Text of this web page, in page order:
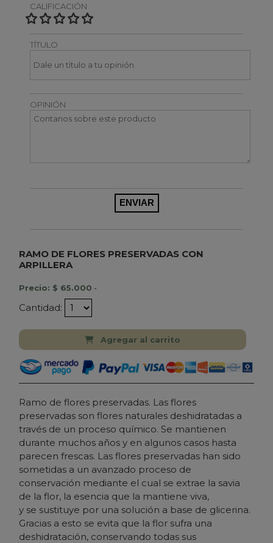
CALIFICACIÓN
TÍTULO
OPINIÓN
RAMO DE FLORES PRESERVADAS CON
ARPILLERA
Precio: $ 65.000 -
Cantidad:
Agregar al carrito
Ramo de flores preservadas. Las flores
preservadas son flores naturales deshidratadas a
través de un proceso químico. Se mantienen
durante muchos años y en algunos casos hasta
parecen frescas. Las flores preservadas han sido
sometidas a un avanzado proceso de
conservación mediante el cual se extrae la savia
de la flor, la esencia que la mantiene viva,
y se sustituye por una solución a base de glicerina.
Gracias a esto se evita que la flor sufra una
deshidratación, conservando todas sus